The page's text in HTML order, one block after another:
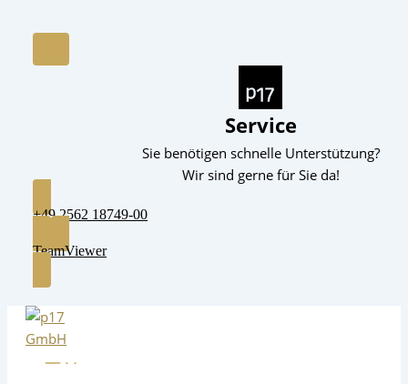
Service
Sie benötigen schnelle Unterstützung?
Wir sind gerne für Sie da!
+49 2562 18749-00
TeamViewer
Zum
Inhalt
springen